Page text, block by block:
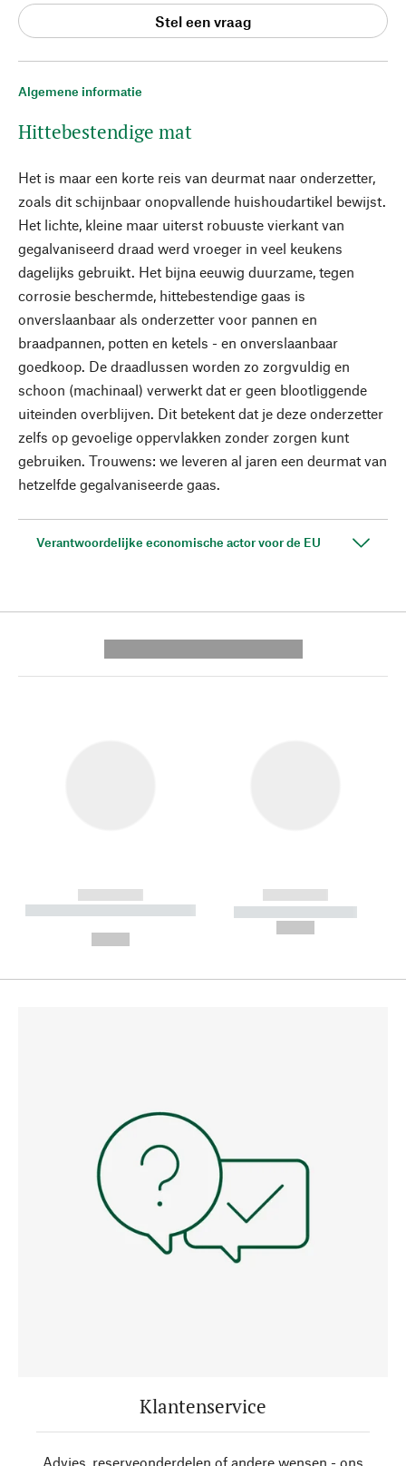
Algemene informatie
Hittebestendige mat
Het is maar een korte reis van deurmat naar onderzetter,
zoals dit schijnbaar onopvallende huishoudartikel bewijst.
Het lichte, kleine maar uiterst robuuste vierkant van
gegalvaniseerd draad werd vroeger in veel keukens
dagelijks gebruikt. Het bijna eeuwig duurzame, tegen
corrosie beschermde, hittebestendige gaas is
onverslaanbaar als onderzetter voor pannen en
braadpannen, potten en ketels - en onverslaanbaar
goedkoop. De draadlussen worden zo zorgvuldig en
schoon (machinaal) verwerkt dat er geen blootliggende
uiteinden overblijven. Dit betekent dat je deze onderzetter
zelfs op gevoelige oppervlakken zonder zorgen kunt
gebruiken. Trouwens: we leveren al jaren een deurmat van
hetzelfde gegalvaniseerde gaas.
Verantwoordelijke economische actor voor de EU
Stel een vraag
------------
----------- ----------- --------
------------
----------- -----------
Klantenservice
Advies, reserveonderdelen of andere wensen - ons